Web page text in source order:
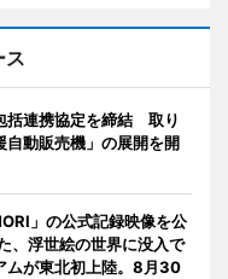
ス
括連携協定を締結 取り
自動販売機」の展開を開
」の公式記録映像を公
、浮世絵の世界に没入で
ムが東北初上陸。8月30